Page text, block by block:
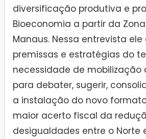
diversificação produtiva e
Bioeconomia a partir da
Manaus. Nessa entrevista
premissas e estratégias do
necessidade de mobilização
para debater, sugerir,
a instalação do novo formato
maior acerto fiscal da
desigualdades entre o Norte